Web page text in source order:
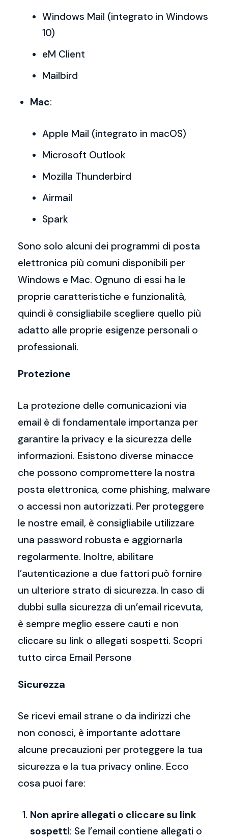
Windows Mail (integrato in Windows
10)
eM Client
Mailbird
Mac:
Apple Mail (integrato in macOS)
Microsoft Outlook
Mozilla Thunderbird
Airmail
Spark
Sono solo alcuni dei programmi di posta
elettronica più comuni disponibili per
Windows e Mac. Ognuno di essi ha le
proprie caratteristiche e funzionalità,
quindi è consigliabile scegliere quello più
adatto alle proprie esigenze personali o
professionali.
Protezione
La protezione delle comunicazioni via
email è di fondamentale importanza per
garantire la privacy e la sicurezza delle
informazioni. Esistono diverse minacce
che possono compromettere la nostra
posta elettronica, come phishing, malware
o accessi non autorizzati. Per proteggere
le nostre email, è consigliabile utilizzare
una password robusta e aggiornarla
regolarmente. Inoltre, abilitare
l’autenticazione a due fattori può fornire
un ulteriore strato di sicurezza. In caso di
dubbi sulla sicurezza di un’email ricevuta,
è sempre meglio essere cauti e non
cliccare su link o allegati sospetti. Scopri
tutto circa Email Persone
Sicurezza
Se ricevi email strane o da indirizzi che
non conosci, è importante adottare
alcune precauzioni per proteggere la tua
sicurezza e la tua privacy online. Ecco
cosa puoi fare:
Non aprire allegati o cliccare su link
sospetti: Se l’email contiene allegati o